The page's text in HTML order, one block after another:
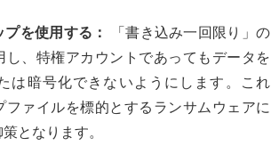
を使用する：
「書き込み一回限り」の
し、特権アカウントであってもデータを
は暗号化できないようにします。これ
ファイルを標的とするランサムウェアに
となります。